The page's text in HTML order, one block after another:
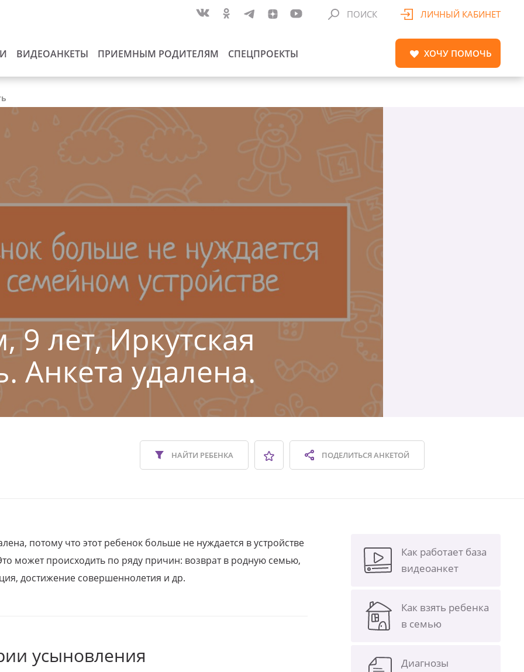
ВИДЕОАНКЕТЫ ПРИЕМНЫМ РОДИТЕЛЯМ СПЕЦПРОЕКТЫ
ПОИСК ЛИЧНЫЙ КАБИНЕТ
ХОЧУ ПОМОЧЬ
9 лет, Иркутская
Анкета удалена.
ПОДЕЛИТЬСЯАНКЕТОЙ
НАЙТИ РЕБЕНКА
потому что этот ребенок больше не нуждается в устройстве
может происходить по ряду причин: возврат в родную семью,
достижение совершеннолетия и др.
усыновления
Как работает база
видеоанкет
Как взять ребенка
в семью
Диагнозы